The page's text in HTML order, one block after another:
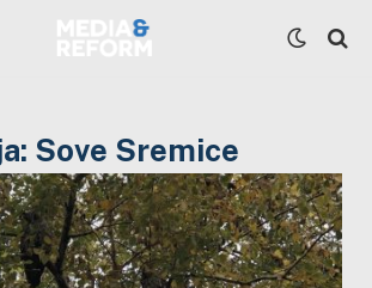
Sove Sremice